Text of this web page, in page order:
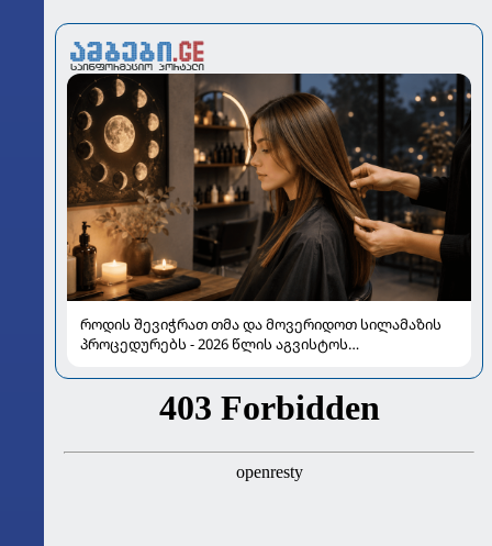
როდის შევიჭრათ თმა და მოვერიდოთ სილამაზის
პროცედურებს - 2026 წლის აგვისტოს